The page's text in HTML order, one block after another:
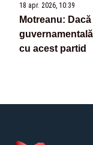
18 apr. 2026, 10:39
Motreanu:
cu acest partid